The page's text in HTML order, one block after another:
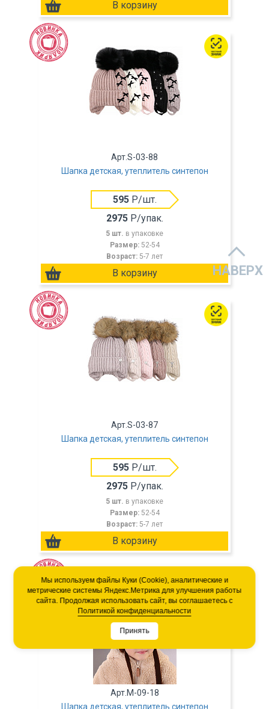
Арт.S-03-88
Шапка детская, утеплитель синтепон
595Р/шт.
2975Р/упак.
5 шт. в упаковке
Размер: 52-54
Возраст: 5-7 лет
Арт.S-03-87
Шапка детская, утеплитель синтепон
595Р/шт.
2975Р/упак.
5 шт. в упаковке
Размер: 52-54
Возраст: 5-7 лет
Арт.M-09-18
Шапка детская, утеплитель синтепон
НАВЕРХ
Мы используем файлы Куки (Cookie), аналитические и
метрические системы Яндекс.Метрика для улучшения работы
сайта. Продолжая использовать сайт, вы соглашаетесь с
Политикой конфиденциальности
Принять